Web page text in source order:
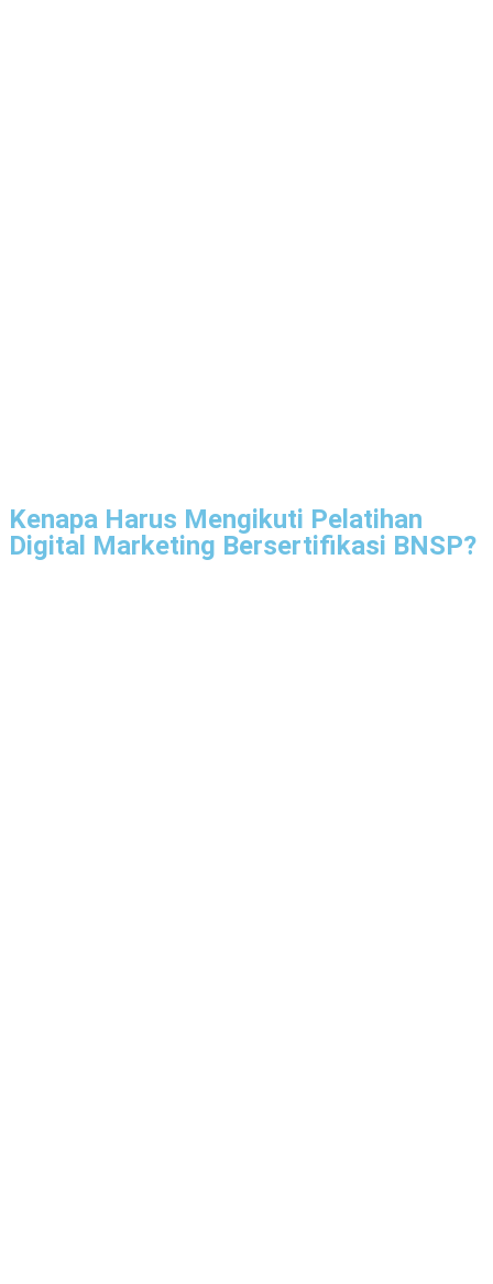
Kenapa Harus Mengikuti Pelatihan
Digital Marketing Bersertifikasi BNSP?